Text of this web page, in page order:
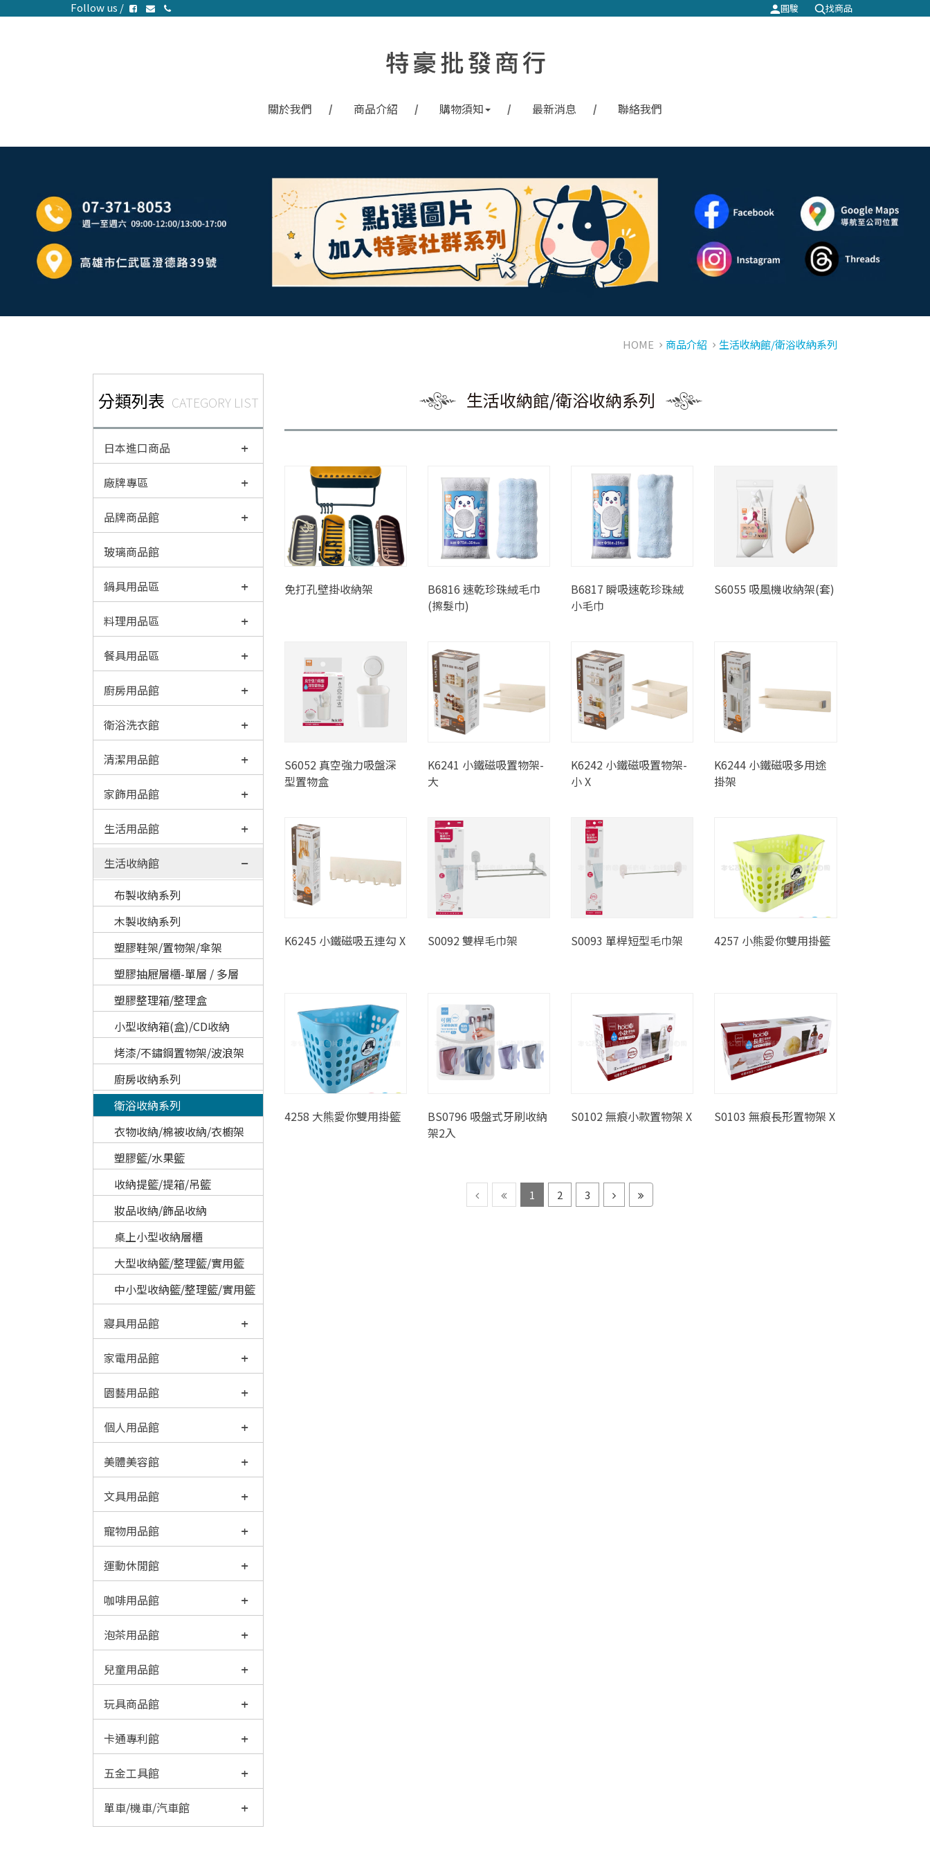
Follow us / 圓駿 找商品
關於我們 商品介紹 購物須知 最新消息 聯絡我們
HOME 商品介紹 生活收納館/衛浴收納系列
分類列表 CATEGORY LIST
日本進口商品
廠牌專區
品牌商品館
玻璃商品館
鍋具用品區
料理用品區
餐具用品區
廚房用品館
衛浴洗衣館
清潔用品館
家飾用品館
生活用品館
生活收納館
布製收納系列
木製收納系列
塑膠鞋架/置物架/傘架
塑膠抽屜層櫃-單層 / 多層
塑膠整理箱/整理盒
小型收納箱(盒)/CD收納
烤漆/不鏽鋼置物架/波浪架
廚房收納系列
衛浴收納系列
衣物收納/棉被收納/衣櫥架
塑膠籃/水果籃
收納提籃/提箱/吊籃
妝品收納/飾品收納
桌上小型收納層櫃
大型收納籃/整理籃/實用籃
中小型收納籃/整理籃/實用籃
寢具用品館
家電用品館
園藝用品館
個人用品館
美體美容館
文具用品館
寵物用品館
運動休閒館
咖啡用品館
泡茶用品館
兒童用品館
玩具商品館
卡通專利館
五金工具館
單車/機車/汽車館
生活收納館/衛浴收納系列
免打孔壁掛收納架
B6816 速乾珍珠絨毛巾
(擦髮巾)
B6817 瞬吸速乾珍珠絨
小毛巾
S6055 吸風機收納架(套)
S6052 真空強力吸盤深
型置物盒
K6241 小鐵磁吸置物架-
大
K6242 小鐵磁吸置物架-
小 X
K6244 小鐵磁吸多用途
掛架
K6245 小鐵磁吸五連勾 X S0092 雙桿毛巾架 S0093 單桿短型毛巾架 4257 小熊愛你雙用掛籃
4258 大熊愛你雙用掛籃
BS0796 吸盤式牙刷收納
架2入
S0102 無痕小款置物架 X S0103 無痕長形置物架 X
1 2 3